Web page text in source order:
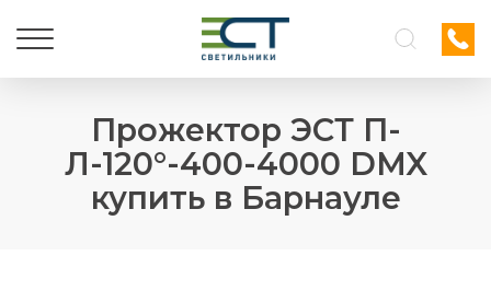
Прожектор ЭСТ П-
Л-120°-400-4000 DMX
купить в Барнауле